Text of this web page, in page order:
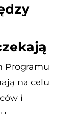
Programu
na celu
i